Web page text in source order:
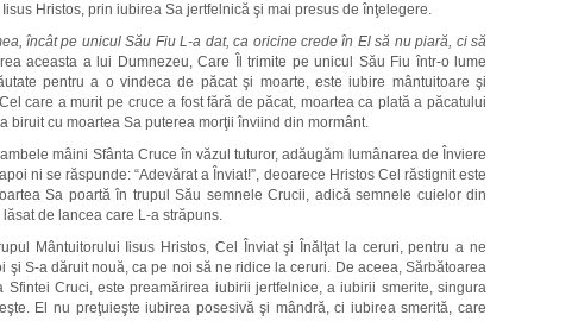
Hristos, prin iubirea Sa jertfelnică şi mai presus de înţelegere.
încât pe unicul Său Fiu L-a dat, ca oricine crede în El să nu piară, ci să
aceasta a lui Dumnezeu, Care Îl trimite pe unicul Său Fiu într-o lume
pentru a o vindeca de păcat şi moarte, este iubire mântuitoare şi
care a murit pe cruce a fost fără de păcat, moartea ca plată a păcatului
biruit cu moartea Sa puterea morţii înviind din mormânt.
mâini Sfânta Cruce în văzul tuturor, adăugăm lumânarea de Înviere
ni se răspunde: “Adevărat a Înviat!”, deoarece Hristos Cel răstignit este
Sa poartă în trupul Său semnele Crucii, adică semnele cuielor din
de lancea care L-a străpuns.
Mântuitorului Iisus Hristos, Cel Înviat şi Înălţat la ceruri, pentru a ne
şi S-a dăruit nouă, ca pe noi să ne ridice la ceruri. De aceea, Sărbătoarea
Sfintei Cruci, este preamărirea iubirii jertfelnice, a iubirii smerite, singura
El nu preţuieşte iubirea posesivă şi mândră, ci iubirea smerită, care